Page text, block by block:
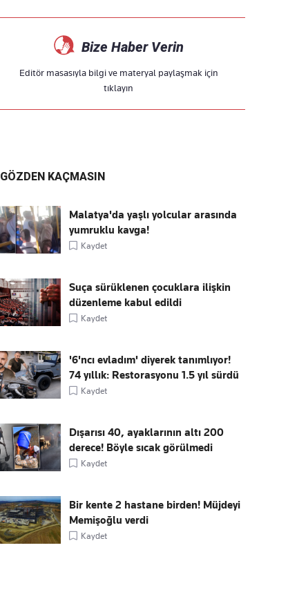
Bize Haber Verin
Editör masasıyla bilgi ve materyal paylaşmak için
tıklayın
GÖZDEN KAÇMASIN
Malatya'da yaşlı yolcular arasında
yumruklu kavga!
Kaydet
Suça sürüklenen çocuklara ilişkin
düzenleme kabul edildi
Kaydet
'6'ncı evladım' diyerek tanımlıyor!
74 yıllık: Restorasyonu 1.5 yıl sürdü
Kaydet
Dışarısı 40, ayaklarının altı 200
derece! Böyle sıcak görülmedi
Kaydet
Bir kente 2 hastane birden! Müjdeyi
Memişoğlu verdi
Kaydet